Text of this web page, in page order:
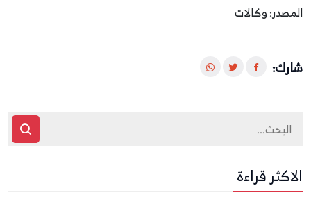
المصدر: وكالات
شارك:
الاكثر قراءة